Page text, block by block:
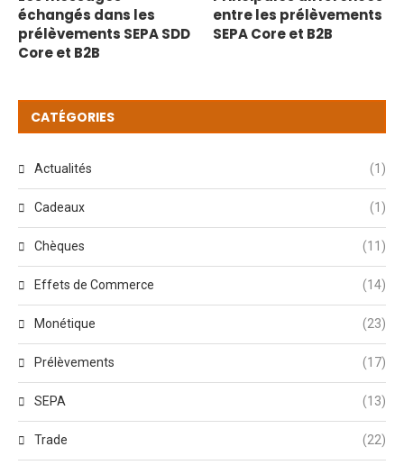
échangés dans les
prélèvements SEPA SDD
Core et B2B
entre les prélèvements
SEPA Core et B2B
CATÉGORIES
Actualités (1)
Cadeaux (1)
Chèques (11)
Effets de Commerce (14)
Monétique (23)
Prélèvements (17)
SEPA (13)
Trade (22)